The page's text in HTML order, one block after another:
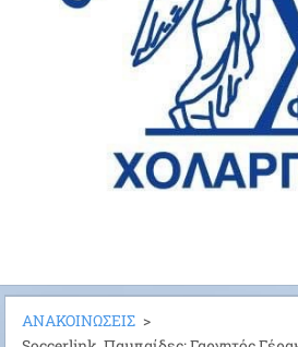
ΑΝΑΚΟΙΝΩΣΕΙΣ >